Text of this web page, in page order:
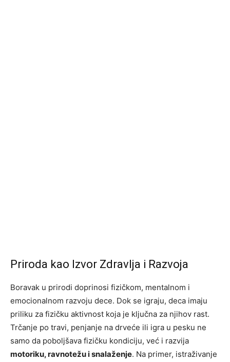
Priroda kao Izvor Zdravlja i Razvoja
Boravak u prirodi doprinosi fizičkom, mentalnom i
emocionalnom razvoju dece. Dok se igraju, deca imaju
priliku za fizičku aktivnost koja je ključna za njihov rast.
Trčanje po travi, penjanje na drveće ili igra u pesku ne
samo da poboljšava fizičku kondiciju, već i razvija
motoriku, ravnotežu i snalaženje. Na primer, istraživanje